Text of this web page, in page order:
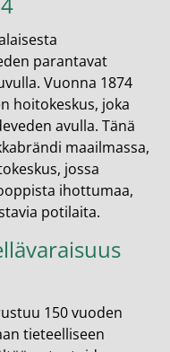
parantavat
Vuonna 1874
hoitokeskus, joka
avulla. Tänä
maailmassa,
jossa
ihottumaa,
potilaita.
150 vuoden
tieteelliseen